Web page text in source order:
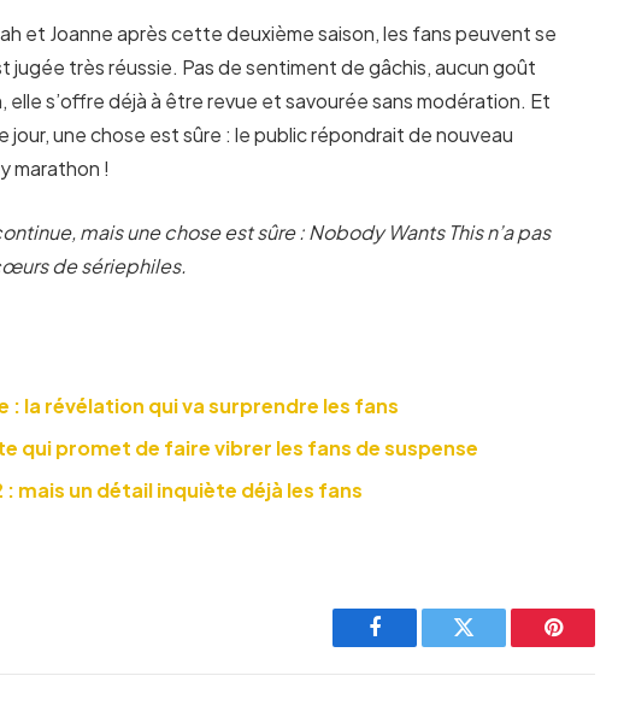
et Joanne après cette deuxième saison, les fans peuvent se
jugée très réussie. Pas de sentiment de gâchis, aucun goût
elle s’offre déjà à être revue et savourée sans modération. Et
jour, une chose est sûre : le public répondrait de nouveau
marathon !
mais une chose est sûre : Nobody Wants This n’a pas
de sériephiles.
: la révélation qui va surprendre les fans
qui promet de faire vibrer les fans de suspense
: mais un détail inquiète déjà les fans
Facebook Twitter Pinterest